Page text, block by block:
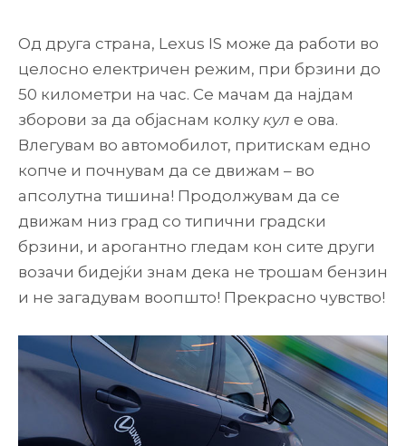
Од друга страна, Lexus IS може да работи во
целосно електричен режим, при брзини до
50 километри на час. Се мачам да најдам
зборови за да објаснам колку кул е ова.
Влегувам во автомобилот, притискам едно
копче и почнувам да се движам – во
апсолутна тишина! Продолжувам да се
движам низ град со типични градски
брзини, и арогантно гледам кон сите други
возачи бидејќи знам дека не трошам бензин
и не загадувам воопшто! Прекрасно чувство!